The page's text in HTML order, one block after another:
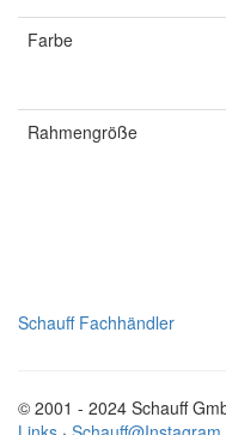
Farbe
Rahmengröße
Schauff Fachhändler
© 2001 - 2024 Schauff